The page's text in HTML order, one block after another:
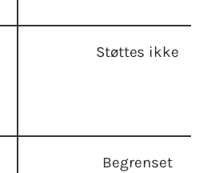
Støttes ikke
Begrenset